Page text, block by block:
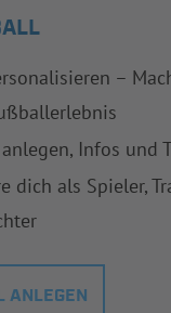
–
Infos und
dich als Spieler,
ANLEGEN